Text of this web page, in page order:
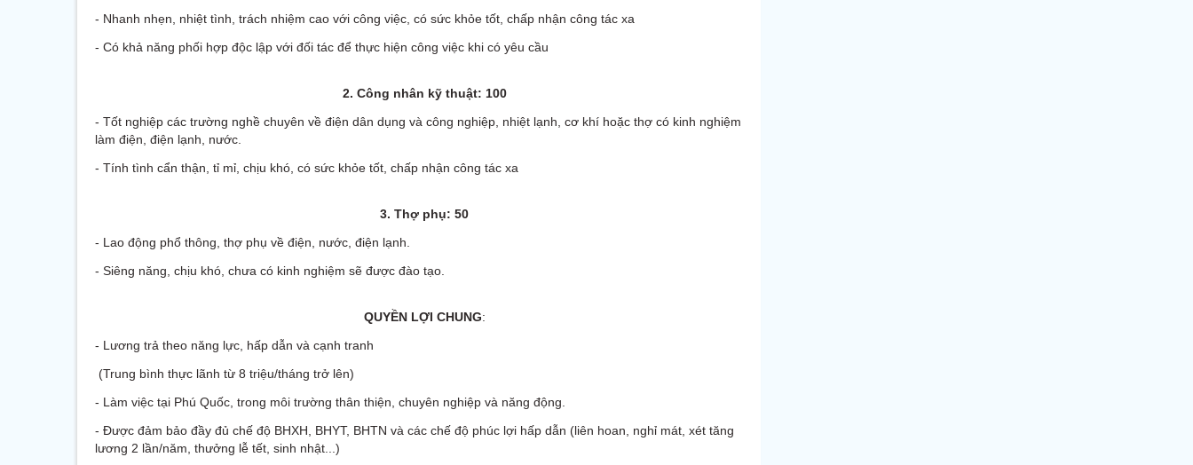
- Nhanh nhẹn, nhiệt tình, trách nhiệm cao với công việc, có sức khỏe tốt, chấp nhận công tác xa
- Có khả năng phối hợp độc lập với đối tác để thực hiện công việc khi có yêu cầu
2. Công nhân kỹ thuật: 100
- Tốt nghiệp các trường nghề chuyên về điện dân dụng và công nghiệp, nhiệt lạnh, cơ khí hoặc thợ có kinh nghiệm
làm điện, điện lạnh, nước.
- Tính tình cẩn thận, tỉ mỉ, chịu khó, có sức khỏe tốt, chấp nhận công tác xa
3. Thợ phụ: 50
- Lao động phổ thông, thợ phụ về điện, nước, điện lạnh.
- Siêng năng, chịu khó, chưa có kinh nghiệm sẽ được đào tạo.
QUYỀN LỢI CHUNG:
- Lương trả theo năng lực, hấp dẫn và cạnh tranh
(Trung bình thực lãnh từ 8 triệu/tháng trở lên)
- Làm việc tại Phú Quốc, trong môi trường thân thiện, chuyên nghiệp và năng động.
- Được đảm bảo đầy đủ chế độ BHXH, BHYT, BHTN và các chế độ phúc lợi hấp dẫn (liên hoan, nghỉ mát, xét tăng
lương 2 lần/năm, thưởng lễ tết, sinh nhật...)